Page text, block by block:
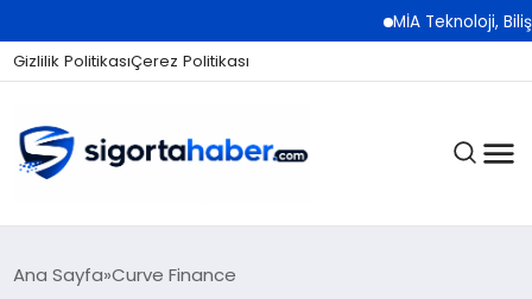
MİA Teknoloji,
Gizlilik PolitikasıÇerez Politikası
SIGORTA
Ana Sayfa Curve Finance